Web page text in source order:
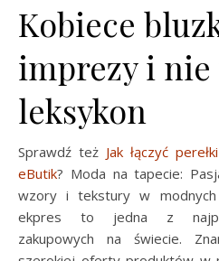
Kobiece
imprezy i nie
leksykon
Sprawdź też Jak łączyć
eButik? Moda na tapecie:
wzory i tekstury w modnych
ekpres to jedna z
zakupowych na świecie.